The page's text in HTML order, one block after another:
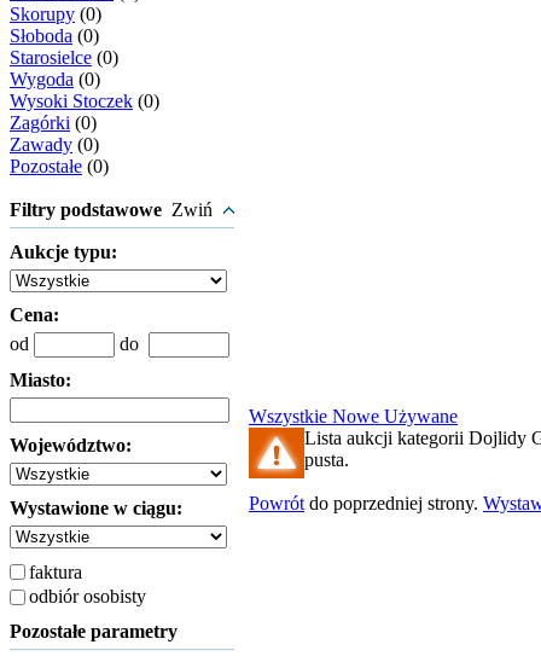
Skorupy (0)
Słoboda (0)
Starosielce (0)
Wygoda (0)
Wysoki Stoczek (0)
Zagórki (0)
Zawady (0)
Pozostałe (0)
Filtry podstawowe Zwiń
Aukcje typu:
Cena:
od
do
Miasto:
Województwo:
Wystawione w ciągu:
faktura
odbiór osobisty
Pozostałe parametry
Wszystkie Nowe Używane
Lista aukcji kategorii Dojlidy
pusta.
Powrót do poprzedniej strony.